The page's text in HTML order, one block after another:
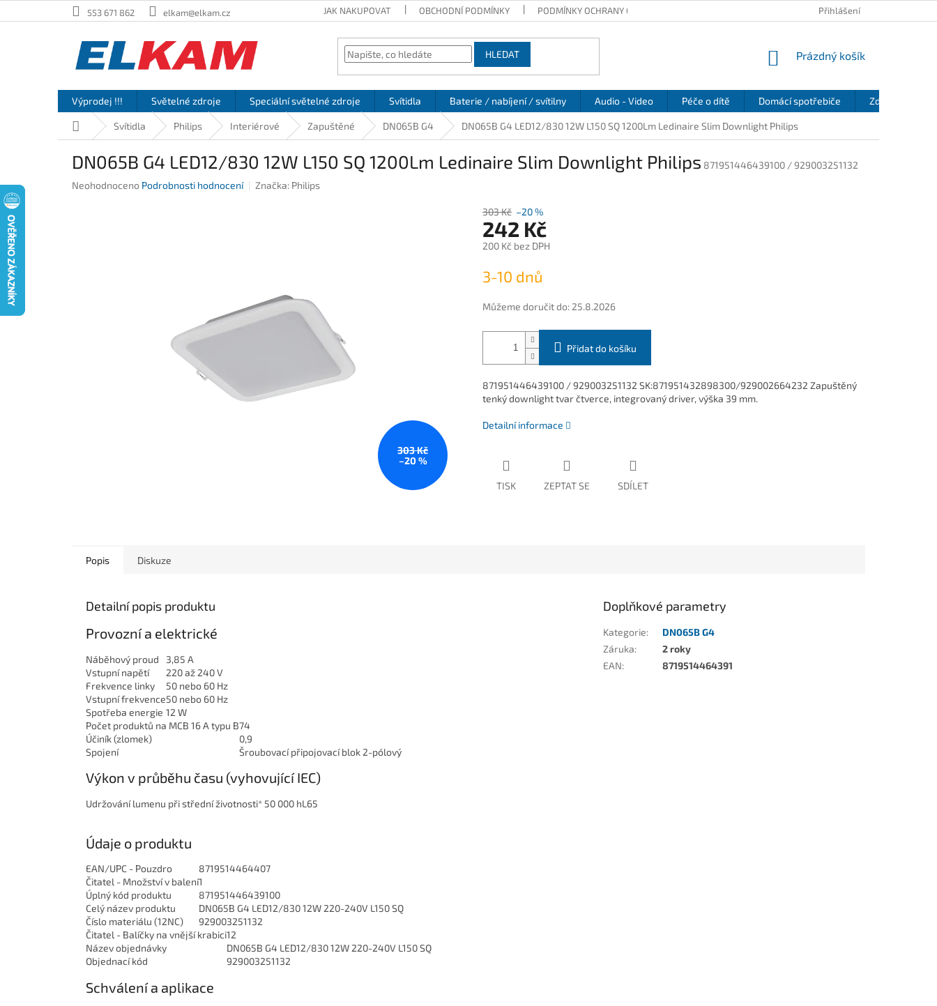
na
553 671 862 elkam@elkam.cz JAK NAKUPOVAT OBCHODNÍ PODMÍNKY PODMÍNKY OCHRANY OSOBNÍCH ÚDAJŮ REKLAMAČNÍ ŘÁD
Přihlášení
HLEDAT
NÁKUPNÍ
Prázdný košík
Výprodej !!! Světelné zdroje Speciální světelné zdroje Svítidla Baterie / nabíjení / svítilny Audio - Video Péče o dítě Domácí spotřebiče Zdraví a
Domů Svítidla Philips Interiérové Zapuštěné DN065B G4 DN065B G4 LED12/830 12W L150 SQ 1200Lm Ledinaire Slim Downlight Philips
DN065B G4 LED12/830 12W L150 SQ 1200Lm Ledinaire Slim Downlight Philips 871951446439100 / 929003251132
Průměrné
Neohodnoceno Podrobnosti hodnocení Značka: Philips
303 Kč
–20 %
303 Kč –20 %
242 Kč
200 Kč bez DPH
cena:
3-10 dnů
Můžeme doručit do:25.8.2026
Přidat do košíku
871951446439100 / 929003251132 SK:871951432898300/929002664232 Zapuštěný
tenký downlight tvar čtverce, integrovaný driver, výška 39 mm.
Detailní informace
TISK ZEPTAT SE SDÍLET
Popis Diskuze
Detailní popis produktu
Provozní a elektrické
Náběhový proud
3,85 A
Vstupní napětí
220 až 240 V
Frekvence linky
50 nebo 60 Hz
Vstupní frekvence50 nebo 60 Hz
Spotřeba energie 12 W
Počet produktů na MCB 16 A typu B74
Účiník (zlomek)
0,9
Spojení
Šroubovací připojovací blok 2-pólový
Výkon v průběhu času (vyhovující IEC)
Udržování lumenu při střední životnosti* 50 000 hL65
Údaje o produktu
EAN/UPC - Pouzdro
8719514464407
Čitatel - Množství v balení1
Úplný kód produktu
871951446439100
Celý název produktu
DN065B G4 LED12/830 12W 220-240V L150 SQ
Číslo materiálu (12NC)
929003251132
Čitatel - Balíčky na vnější krabici12
Název objednávky
DN065B G4 LED12/830 12W 220-240V L150 SQ
Objednací kód
929003251132
Schválení a aplikace
Doplňkové parametry
Kategorie:
DN065B G4
Záruka:
2 roky
EAN: 8719514464391